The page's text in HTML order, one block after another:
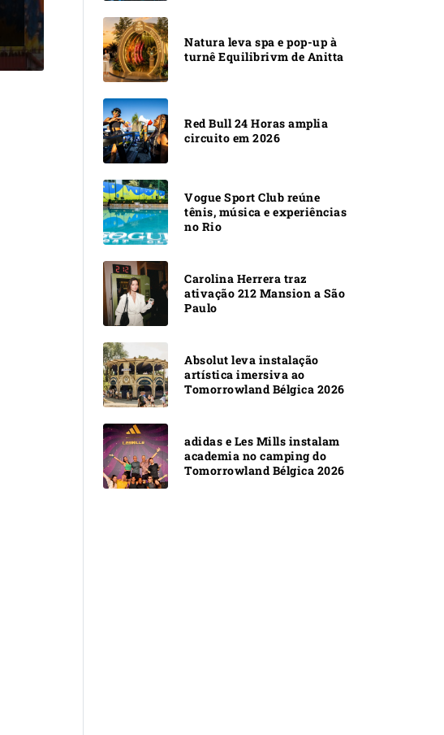
Natura leva spa e pop-up à
turnê Equilibrivm de Anitta
Red Bull 24 Horas amplia
circuito em 2026
Vogue Sport Club reúne
tênis, música e experiências
no Rio
Carolina Herrera traz
ativação 212 Mansion a São
Paulo
Absolut leva instalação
artística imersiva ao
Tomorrowland Bélgica 2026
adidas e Les Mills instalam
academia no camping do
Tomorrowland Bélgica 2026